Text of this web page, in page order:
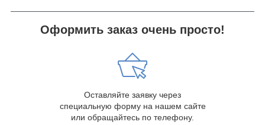
Оформить заказ очень просто!
Оставляйте заявку через
специальную форму на нашем сайте
или обращайтесь по телефону.